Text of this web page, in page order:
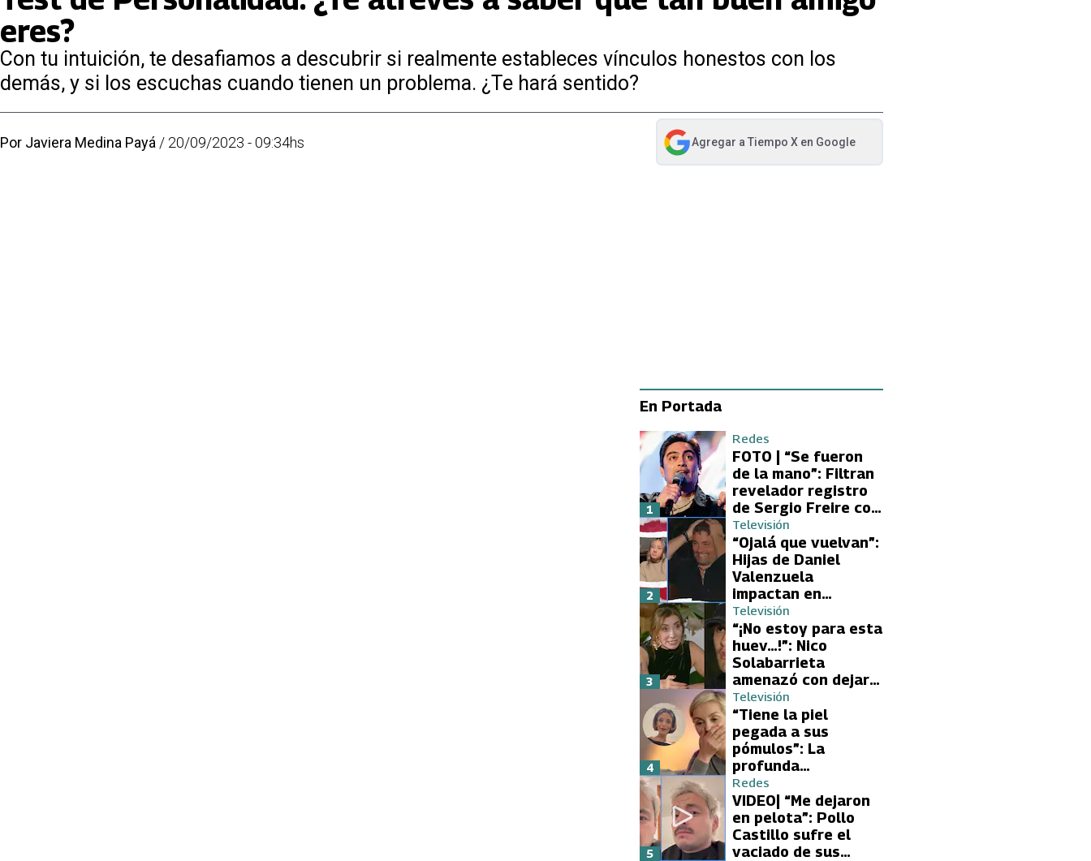
eres?
Con tu intuición, te desafiamos a descubrir si realmente estableces vínculos honestos con los
demás, y si los escuchas cuando tienen un problema. ¿Te hará sentido?
Por Javiera Medina Payá / 20/09/2023 - 09:34hs Agregar a Tiempo Xen Google
abre en nueva pestaña
En Portada
Redes
FOTO | “Se fueron
de la mano”: Filtran
revelador registro
de Sergio Freire con
supuesta nueva
conquista
1
Televisión
“Ojalá que vuelvan”:
Hijas de Daniel
Valenzuela
impactan en
Volverías con tu Ex
2 con directa
petición a su papá
sobre Yamila Reyna
2
Televisión
“¡No estoy para esta
huev…!”: Nico
Solabarrieta
amenazó con dejar
Volverías con tu Ex
tras encontrón con
Carmen Gloria
Arroyo
3
Televisión
“Tiene la piel
pegada a sus
pómulos”: La
profunda
preocupación de
Fran García-
Huidobro por la
extrema delgadez
de Kathy Orellana
4
Redes
VIDEO| “Me dejaron
en pelota”: Pollo
Castillo sufre el
vaciado de sus
5